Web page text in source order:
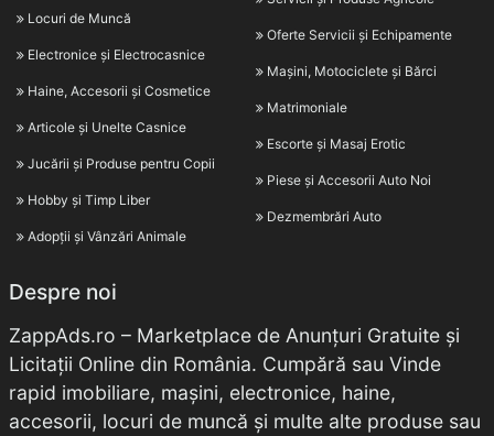
Locuri de Muncă
Electronice și Electrocasnice
Haine, Accesorii și Cosmetice
Articole și Unelte Casnice
Jucării și Produse pentru Copii
Hobby și Timp Liber
Adopții și Vânzări Animale
Oferte Servicii și Echipamente
Mașini, Motociclete și Bărci
Matrimoniale
Escorte și Masaj Erotic
Piese și Accesorii Auto Noi
Dezmembrări Auto
Despre noi
ZappAds.ro – Marketplace de Anunțuri Gratuite și
Licitații Online din România. Cumpără sau Vinde
rapid imobiliare, mașini, electronice, haine,
accesorii, locuri de muncă și multe alte produse sau